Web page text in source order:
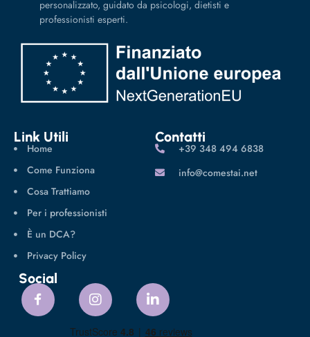
personalizzato, guidato da psicologi, dietisti e
professionisti esperti.
Link Utili
Home
Come Funziona
Cosa Trattiamo
Per i professionisti
È un DCA?
Privacy Policy
Contatti
‪+39 348 494 6838
info@comestai.net
Social